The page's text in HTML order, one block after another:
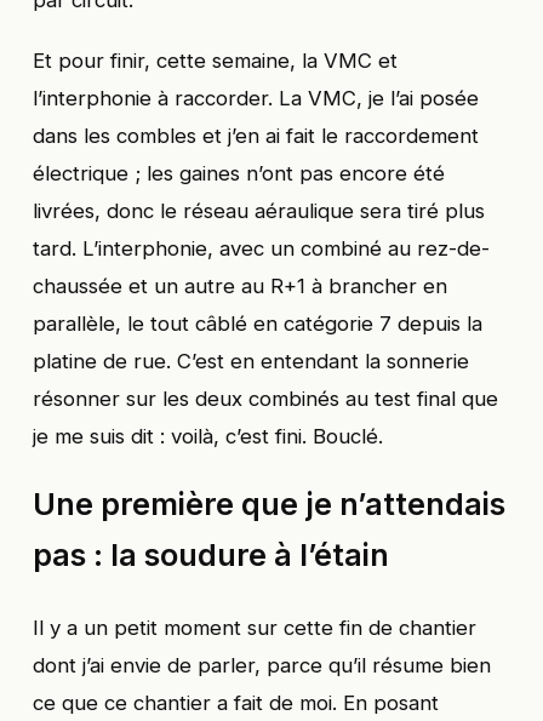
Et pour finir, cette semaine, la VMC et
l’interphonie à raccorder. La VMC, je l’ai posée
dans les combles et j’en ai fait le raccordement
électrique ; les gaines n’ont pas encore été
livrées, donc le réseau aéraulique sera tiré plus
tard. L’interphonie, avec un combiné au rez-de-
chaussée et un autre au R+1 à brancher en
parallèle, le tout câblé en catégorie 7 depuis la
platine de rue. C’est en entendant la sonnerie
résonner sur les deux combinés au test final que
je me suis dit : voilà, c’est fini. Bouclé.
Une première que je n’attendais
pas : la soudure à l’étain
Il y a un petit moment sur cette fin de chantier
dont j’ai envie de parler, parce qu’il résume bien
ce que ce chantier a fait de moi. En posant